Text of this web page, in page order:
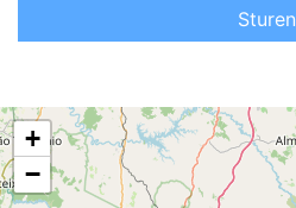
Sturen
+
−